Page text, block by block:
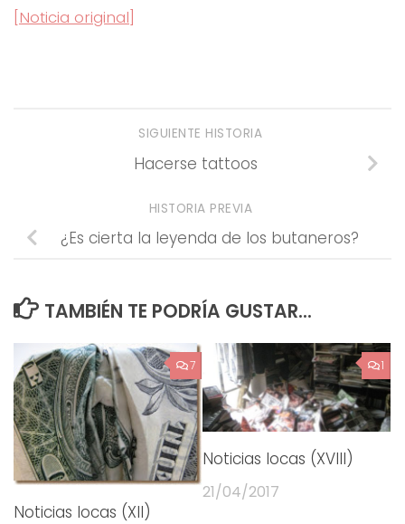
[Noticia original]
SIGUIENTE HISTORIA
Hacerse tattoos
HISTORIA PREVIA
¿Es cierta la leyenda de los butaneros?
TAMBIÉN TE PODRÍA GUSTAR...
7
Noticias locas (XII)
1
Noticias locas (XVIII)
21/04/2017